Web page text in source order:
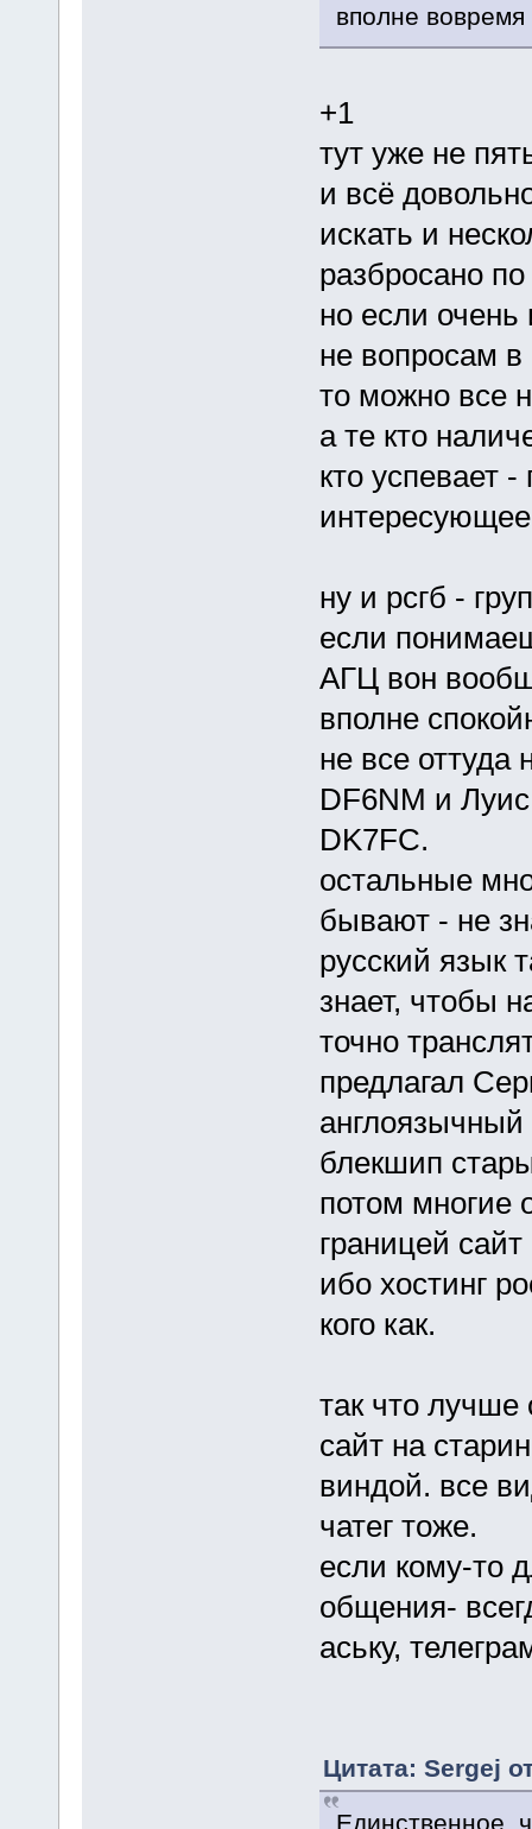
вполне
+1
тут уже не
и всё
искать и
разбросано
но если очень
не вопросам в
то можно все
а те кто
кто успевает
ну и рсгб -
если
АГЦ вон
вполне
не все оттуда
DF6NM и
DK7FC.
остальные
бывают - не
русский язык
знает, чтобы
точно
предлагал
блекшип
потом многие
границей
ибо хостинг
кого как.
так что лучше
сайт на
виндой. все
чатег тоже.
если кому-то
общения-
аську,
Цитата: Sergej
Единственное,